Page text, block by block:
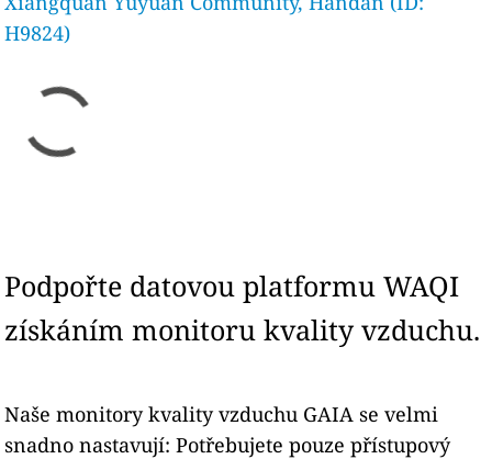
H9824)
Podpořte datovou platformu WAQI
získáním monitoru kvality vzduchu.
Naše monitory kvality vzduchu GAIA se velmi
snadno nastavují: Potřebujete pouze přístupový